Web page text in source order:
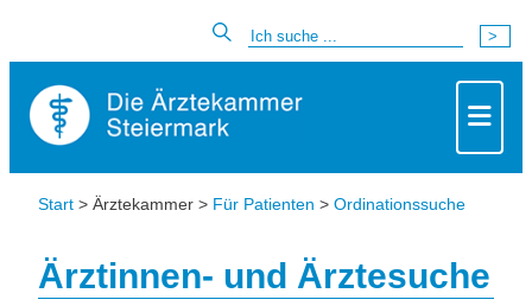
Start > Ärztekammer > Für Patienten > Ordinationssuche
Ärztinnen- und Ärztesuche